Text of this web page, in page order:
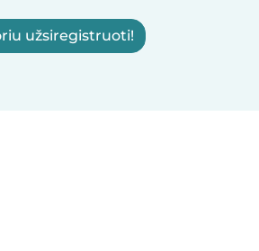
užsiregistruoti!